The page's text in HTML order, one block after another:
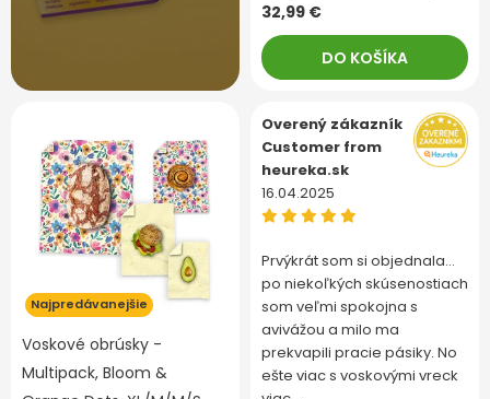
32,99 €
DO KOŠÍKA
Najpredávanejšie
Voskové obrúsky -
Multipack, Bloom &
Overený zákazník
Customer from
heureka.sk
16.04.2025
Prvýkrát som si objednala…
po niekoľkých skúsenostiach
som veľmi spokojna s
avivážou a milo ma
prekvapili pracie pásiky. No
ešte viac s voskovými vreck